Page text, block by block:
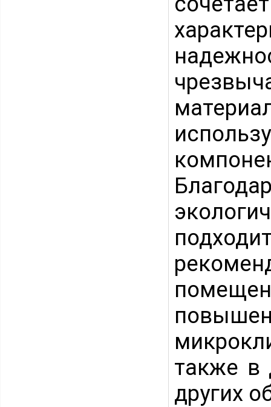
также в
других